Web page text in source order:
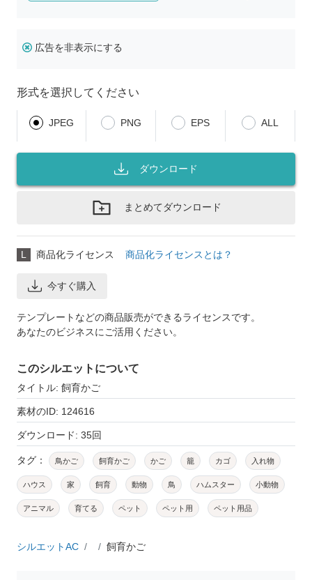
広告を非表示にする
形式を選択してください
JPEG PNG EPS ALL
ダウンロード
まとめてダウンロード
L 商品化ライセンス 商品化ライセンスとは？
今すぐ購入
テンプレートなどの商品販売ができるライセンスです。
あなたのビジネスにご活用ください。
このシルエットについて
タイトル: 飼育かご
素材のID: 124616
ダウンロード: 35回
タグ： 鳥かご 飼育かご かご 籠 カゴ 入れ物
ハウス 家 飼育 動物 鳥 ハムスター 小動物
アニマル 育てる ペット ペット用 ペット用品
シルエットAC 飼育かご